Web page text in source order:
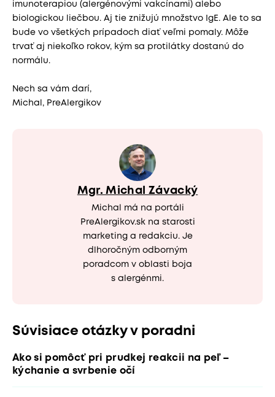
imunoterapiou (alergénovými vakcínami) alebo
biologickou liečbou. Aj tie znižujú množstvo IgE. Ale to sa
bude vo všetkých prípadoch diať veľmi pomaly. Môže
trvať aj niekoľko rokov, kým sa protilátky dostanú do
normálu.
Nech sa vám darí,
Michal, PreAlergikov
Mgr. Michal Závacký
Michal má na portáli
PreAlergikov.sk na starosti
marketing a redakciu. Je
dlhoročným odborným
poradcom v oblasti boja
s alergénmi.
Súvisiace otázky v poradni
Ako si pomôcť pri prudkej reakcii na peľ –
kýchanie a svrbenie očí